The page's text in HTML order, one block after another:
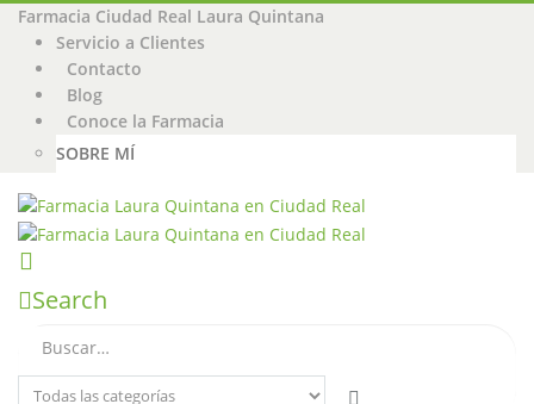
Farmacia Ciudad Real Laura Quintana
Servicio a Clientes
Contacto
Blog
Conoce la Farmacia
SOBRE MÍ
Search